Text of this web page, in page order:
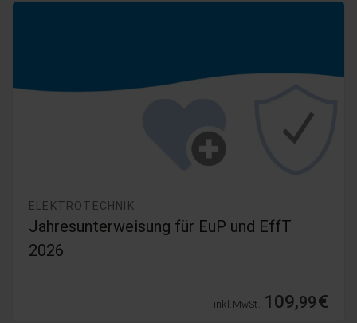
ELEKTROTECHNIK
Jahresunterweisung für EuP und EffT
2026
inkl. MwSt. 109,99€